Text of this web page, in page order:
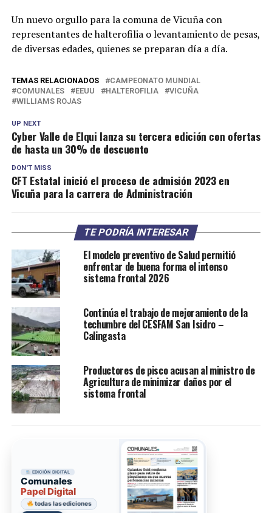
Un nuevo orgullo para la comuna de Vicuña con
representantes de halterofilia o levantamiento de pesas,
de diversas edades, quienes se preparan día a día.
TEMAS RELACIONADOS
CAMPEONATO MUNDIAL
COMUNALES
EEUU HALTEROFILIA
VICUÑA
WILLIAMS ROJAS
UP NEXT
Cyber Valle de Elqui lanza su tercera edición con ofertas
de hasta un 30% de descuento
DON'T MISS
CFT Estatal inició el proceso de admisión 2023 en
Vicuña para la carrera de Administración
TE PODRÍA INTERESAR
El modelo preventivo de Salud permitió
enfrentar de buena forma el intenso
sistema frontal 2026
Continúa el trabajo de mejoramiento de la
techumbre del CESFAM San Isidro –
Calingasta
Productores de pisco acusan al ministro de
Agricultura de minimizar daños por el
sistema frontal
EDICIÓN DIGITAL
Comunales
Papel Digital
todas las ediciones